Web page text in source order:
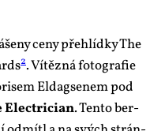
ce­ny pře­hlíd­ky The
2. Ví­těz­ná fo­to­gra­fie
El­dag­se­nem pod
Elect­ri­ci­an. Ten­to ber­